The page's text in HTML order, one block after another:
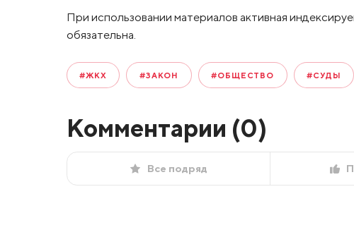
При использовании материалов активная
обязательна.
#ЖКХ #ЗАКОН #ОБЩЕСТВО #СУДЫ
Комментарии (0)
Все подряд